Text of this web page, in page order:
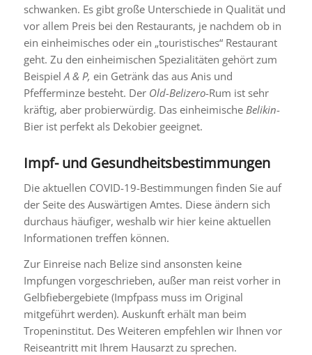
schwanken. Es gibt große Unterschiede in Qualität und
vor allem Preis bei den Restaurants, je nachdem ob in
ein einheimisches oder ein „touristisches“ Restaurant
geht. Zu den einheimischen Spezialitäten gehört zum
Beispiel A & P, ein Getränk das aus Anis und
Pfefferminze besteht. Der Old-Belizero-Rum ist sehr
kräftig, aber probierwürdig. Das einheimische Belikin-
Bier ist perfekt als Dekobier geeignet.
Impf- und Gesundheitsbestimmungen
Die aktuellen COVID-19-Bestimmungen finden Sie auf
der Seite des Auswärtigen Amtes. Diese ändern sich
durchaus häufiger, weshalb wir hier keine aktuellen
Informationen treffen können.
Zur Einreise nach Belize sind ansonsten keine
Impfungen vorgeschrieben, außer man reist vorher in
Gelbfiebergebiete (Impfpass muss im Original
mitgeführt werden). Auskunft erhält man beim
Tropeninstitut. Des Weiteren empfehlen wir Ihnen vor
Reiseantritt mit Ihrem Hausarzt zu sprechen.